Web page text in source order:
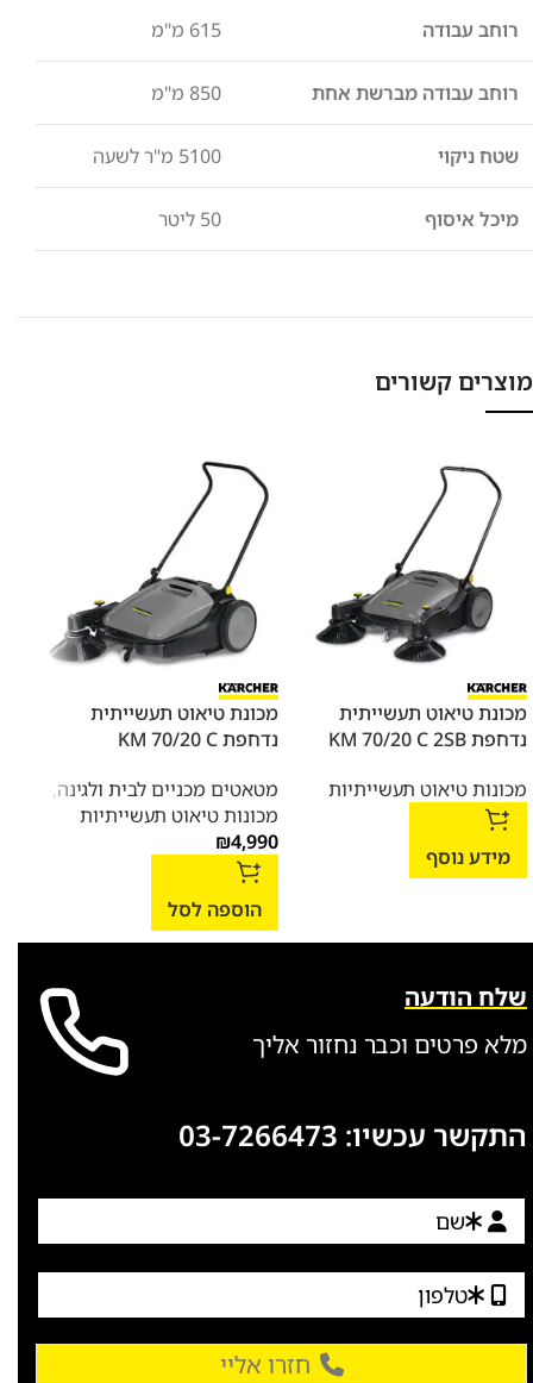
רוחב עבודה 615 מ"מ
רוחב עבודה מברשת אחת 850 מ"מ
שטח ניקוי 5100 מ"ר לשעה
מיכל איסוף 50 ליטר
מוצרים קשורים
מכונת טיאוט תעשייתית
נדחפת KM 70/20 C 2SB
מכונות טיאוט תעשייתיות
מידע נוסף
מכונת טיאוט תעשייתית
נדחפת KM 70/20 C
מטאטים מכניים לבית ולגינה,
מכונות טיאוט תעשייתיות
₪4,990
הוספה לסל
שלח הודעה
מלא פרטים וכבר נחזור אליך
התקשר עכשיו: 03-7266473
חזרו אליי